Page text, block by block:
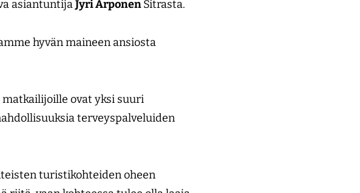
asiantuntijaJyri ArponenSitrasta.
hyvän maineen ansiosta
ovat yksi suuri
terveyspalveluiden
turistikohteiden oheen